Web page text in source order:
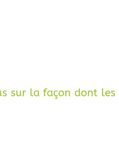
sur la façon dont les